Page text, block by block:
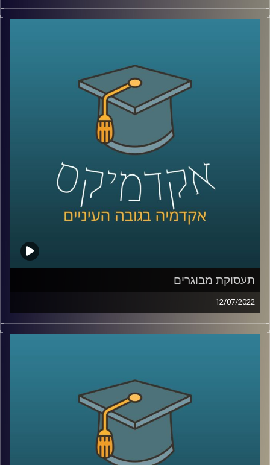
מיכאל שני, ניצח על התזמורות המפורסמות במדינה. בימים אלו
הוא מלמד באוניברסיטת רייכמן שלושה קורסים הקשורים
של יוהן סבסטיאן באך" ו"אהבה, בגידה, קנאה ונקמה –
מאופרה לטלנובלה". וגם, איך באמצעות שיחה על הנושאים
האלו מפתח מיכאל שני אצל הסטודנטים בכיתתו חשיבה
לשיחה עם מיכאל שני על טון שלטון היחסים בין מוזיקה
לפוליטיקה –לחצו כאן
קרדיט תמונות:AudioVersity
תעסוקת מבוגרים
12/07/2022
זה לא סוד שתוחלת החיים עולה עם השנים, אך גיל הפרישה
לא עולה באותו הקצב. רק ב-2019 הרוחות סערו על תכנית של
בפרק הזה ד"ר הלה אקסלרד ממכון אהרון דיברה על החשיבות
של שילוב מבוגרים בשוק העבודה והעלאת גיל הפרישה